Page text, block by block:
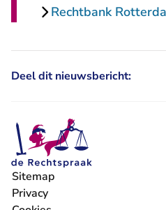
Rechtbank
Deel dit nieuwsbericht:
Sitemap
Privacy